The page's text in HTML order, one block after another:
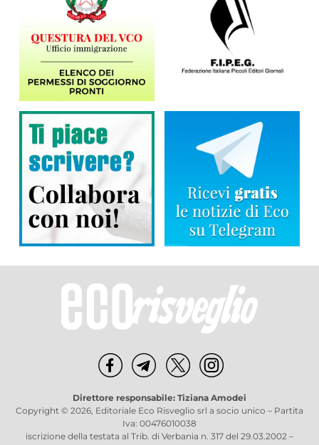
Direttore responsabile: Tiziana Amodei
Copyright © 2026, Editoriale Eco Risveglio srl a socio unico – Partita
Iva: 00476010038
iscrizione della testata al Trib. di Verbania n. 317 del 29.03.2002 –